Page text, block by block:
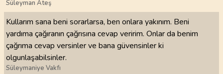
Süleyman Ateş
Kullarım sana beni sorarlarsa, ben onlara yakınım. Beni
yardıma çağıranın çağrısına cevap veririm. Onlar da benim
çağrıma cevap versinler ve bana güvensinler ki
olgunlaşabilsinler.
Süleymaniye Vakfı